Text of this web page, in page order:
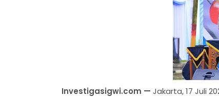
Investigasigwi.com — Jakarta, 17 Juli